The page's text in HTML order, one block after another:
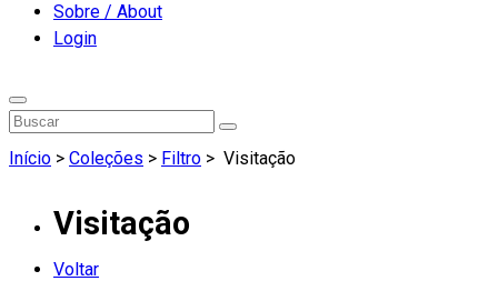
Sobre / About
Login
Início > Coleções > Filtro > Visitação
Visitação
Voltar